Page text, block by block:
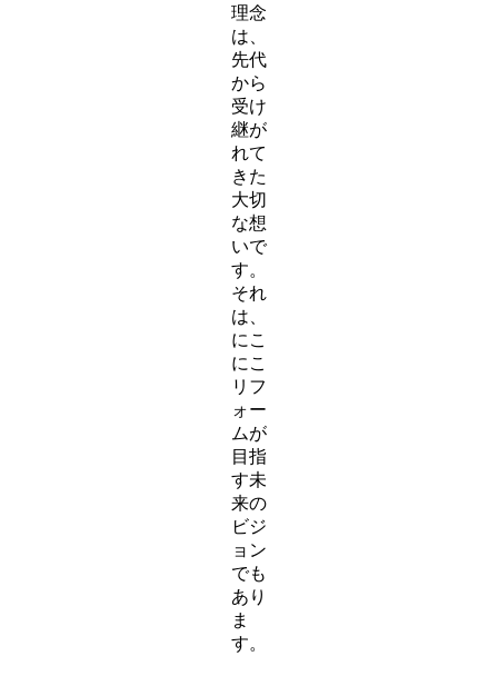
理念
は、
先代
から
受け
継が
れて
きた
大切
な想
いで
す。
それ
は、
にこ
にこ
リフ
ォー
ムが
目指
す未
来の
ビジ
ョン
でも
あり
ま
す。